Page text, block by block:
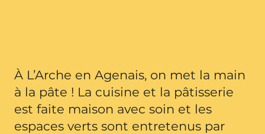
À L’Arche en Agenais, on met la main
à la pâte ! La cuisine et la pâtisserie
est faite maison avec soin et les
espaces verts sont entretenus par